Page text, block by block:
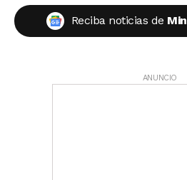
Reciba noticias de
ANUNCIO